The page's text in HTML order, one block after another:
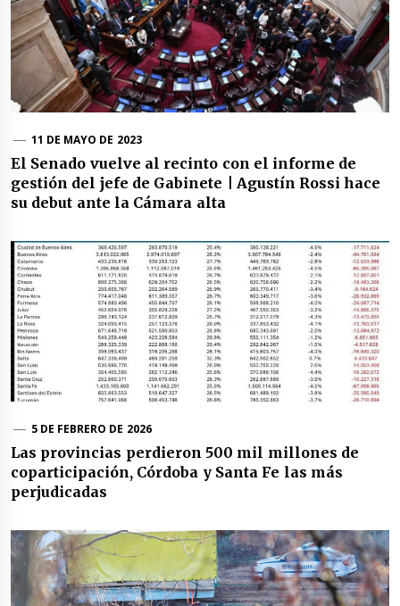
11 DE MAYO DE 2023
El Senado vuelve al recinto con el informe de
gestión del jefe de Gabinete | Agustín Rossi hace
su debut ante la Cámara alta
5 DE FEBRERO DE 2026
Las provincias perdieron 500 mil millones de
coparticipación, Córdoba y Santa Fe las más
perjudicadas